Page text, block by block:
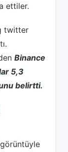
ettiler.
twitter
Binance
5,3
belirtti.